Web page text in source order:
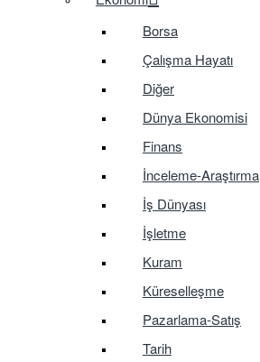
Borsa
Çalışma Hayatı
Diğer
Dünya Ekonomisi
Finans
İnceleme-Araştırma
İş Dünyası
İşletme
Kuram
Küreselleşme
Pazarlama-Satış
Tarih